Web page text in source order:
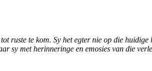
ruste te kom. Sy het egter nie op die
sy met herinneringe en emosies van die